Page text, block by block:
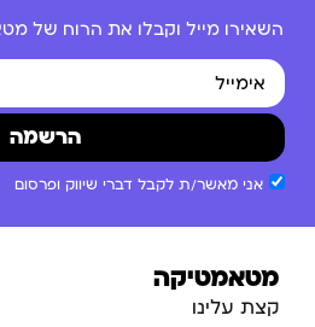
השאירו מייל וקבלו את הרוח של
אני מאשר/ת לקבל דברי שיווק ופרסום
הרשמה
מטאמטיקה
קצת עלינו